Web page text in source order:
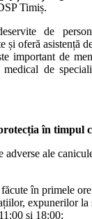
Timiș.
de
și oferă asistență
important de
de
în timpul
adverse ale
în primele
expunerilor
și 18:00;